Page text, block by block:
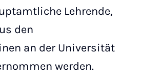
Lehrende,
den
an der Universität
werden.